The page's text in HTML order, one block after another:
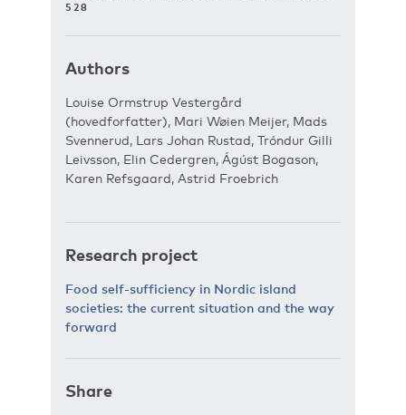
528
Authors
Louise Ormstrup Vestergård
(hovedforfatter), Mari Wøien Meijer, Mads
Svennerud, Lars Johan Rustad, Tróndur Gilli
Leivsson, Elin Cedergren, Ágúst Bogason,
Karen Refsgaard, Astrid Froebrich
Research project
Food self-sufficiency in Nordic island
societies: the current situation and the way
forward
Share